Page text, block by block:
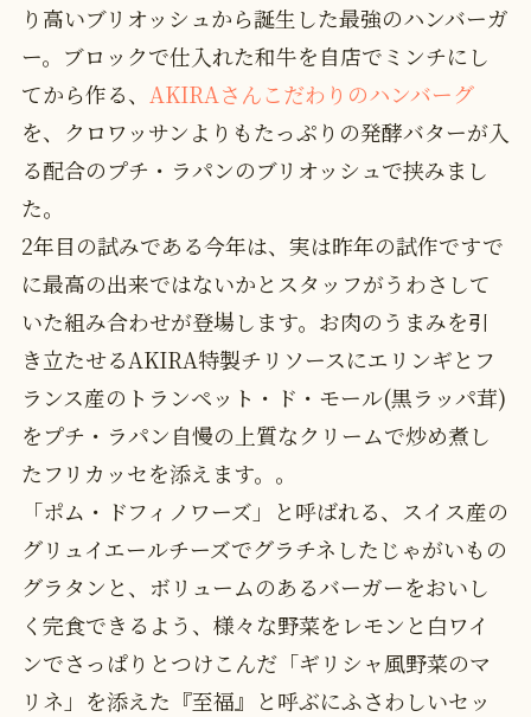
り高いブリオッシュから誕生した最強のハンバーガ
ー。ブロックで仕入れた和牛を自店でミンチにし
てから作る、 AKIRAさんこだわりのハンバーグ
を、クロワッサンよりもたっぷりの発酵バターが入
る配合のプチ・ラパンのブリオッシュで挟みまし
た。
2年目の試みである今年は、実は昨年の試作ですで
に最高の出来ではないかとスタッフがうわさして
いた組み合わせが登場します。お肉のうまみを引
き立たせるAKIRA特製チリソースにエリンギとフ
ランス産のトランペット・ド・モール(黒ラッパ茸)
をプチ・ラパン自慢の上質なクリームで炒め煮し
たフリカッセを添えます。。
「ポム・ドフィノワーズ」と呼ばれる、スイス産の
グリュイエールチーズでグラチネしたじゃがいもの
グラタンと、ボリュームのあるバーガーをおいし
く完食できるよう、様々な野菜をレモンと白ワイ
ンでさっぱりとつけこんだ「ギリシャ風野菜のマ
リネ」を添えた『至福』と呼ぶにふさわしいセッ